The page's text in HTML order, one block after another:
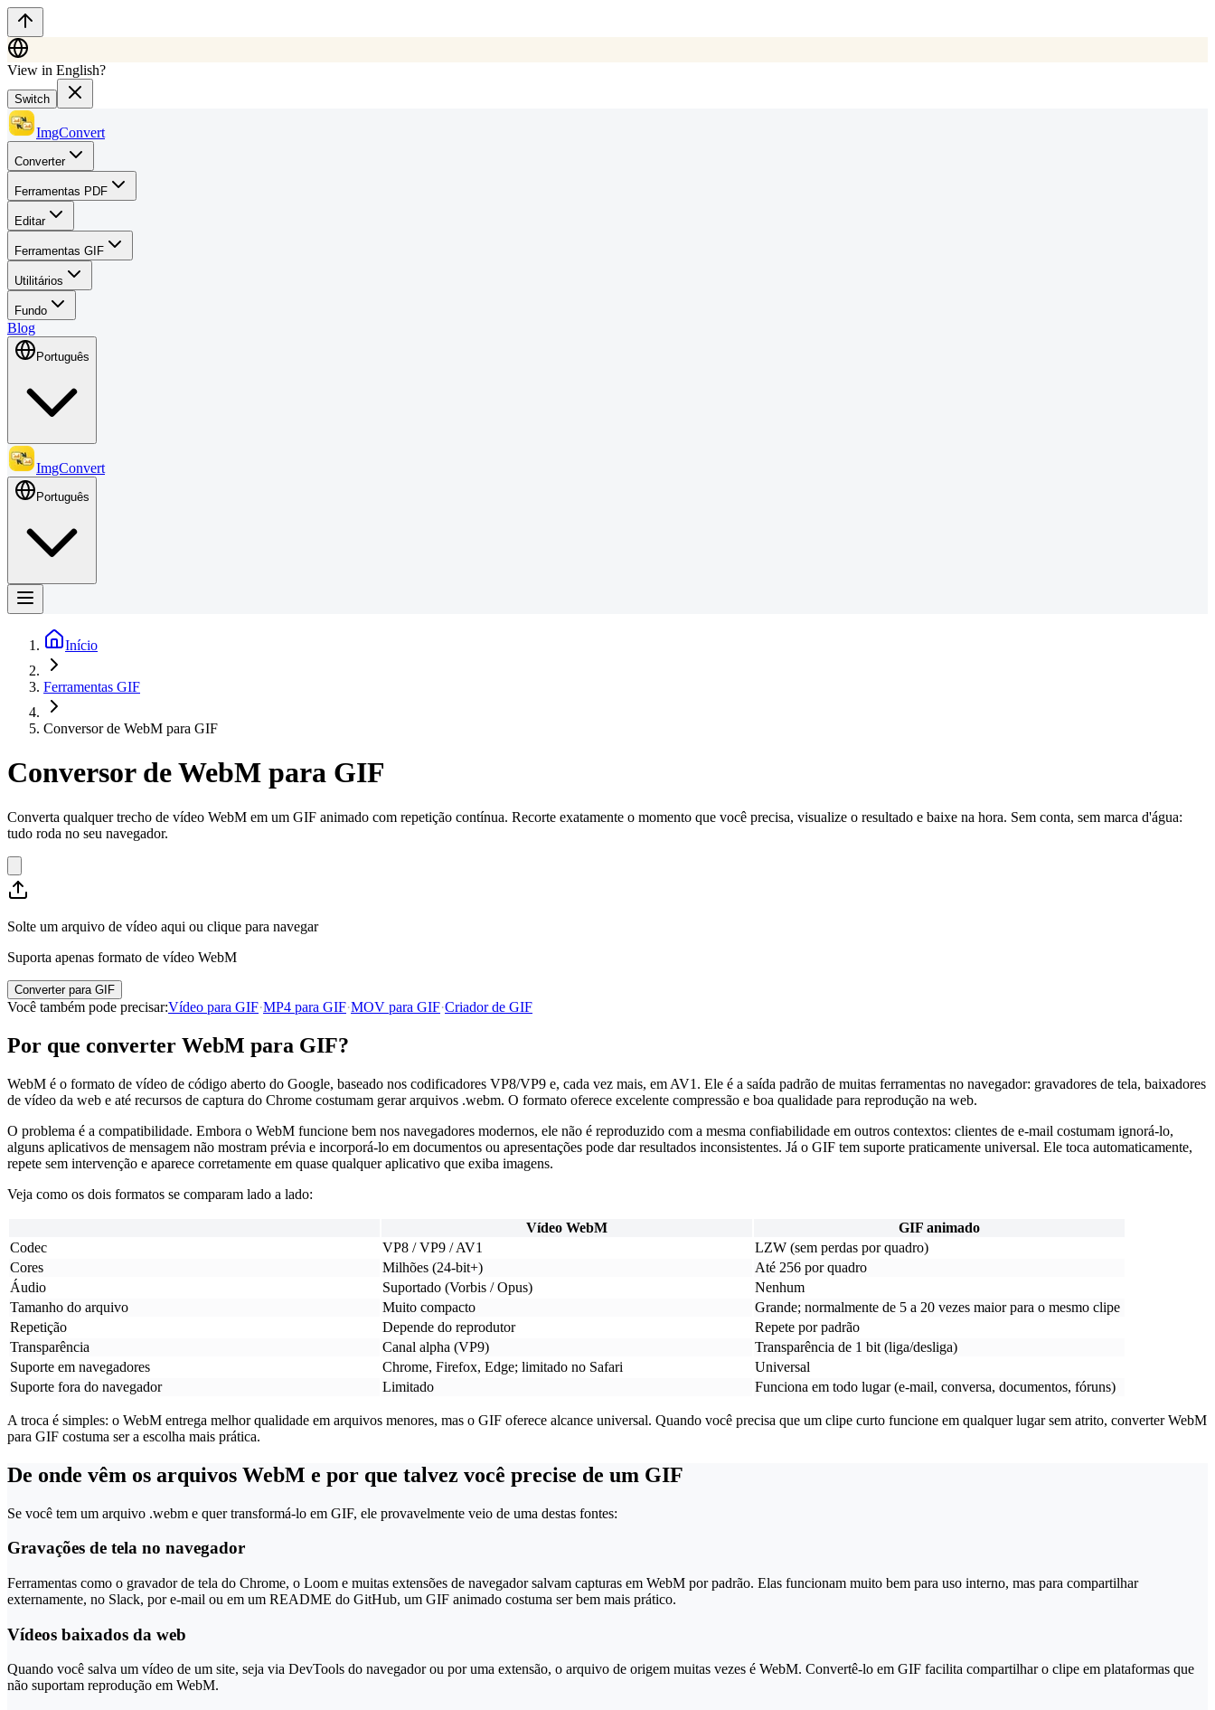
View in English?
Switch
ImgConvert
Converter
Ferramentas PDF
Editar
Ferramentas GIF
Utilitários
Fundo
Blog
Português
ImgConvert
Português
Início
Ferramentas GIF
Conversor de WebM para GIF
Conversor de WebM para GIF
Converta qualquer trecho de vídeo WebM em um GIF animado com repetição contínua. Recorte exatamente o momento que você precisa, visualize o resultado e baixe na hora. Sem conta, sem marca d'água:
tudo roda no seu navegador.
Solte um arquivo de vídeo aqui ou clique para navegar
Suporta apenas formato de vídeo WebM
Converter para GIF
Você também pode precisar:Vídeo para GIF·MP4 para GIF·MOV para GIF·Criador de GIF
Por que converter WebM para GIF?
WebM é o formato de vídeo de código aberto do Google, baseado nos codificadores VP8/VP9 e, cada vez mais, em AV1. Ele é a saída padrão de muitas ferramentas no navegador: gravadores de tela, baixadores
de vídeo da web e até recursos de captura do Chrome costumam gerar arquivos .webm. O formato oferece excelente compressão e boa qualidade para reprodução na web.
O problema é a compatibilidade. Embora o WebM funcione bem nos navegadores modernos, ele não é reproduzido com a mesma confiabilidade em outros contextos: clientes de e-mail costumam ignorá-lo,
alguns aplicativos de mensagem não mostram prévia e incorporá-lo em documentos ou apresentações pode dar resultados inconsistentes. Já o GIF tem suporte praticamente universal. Ele toca automaticamente,
repete sem intervenção e aparece corretamente em quase qualquer aplicativo que exiba imagens.
Veja como os dois formatos se comparam lado a lado:
Vídeo WebM
GIF animado
Codec
VP8 / VP9 / AV1
LZW (sem perdas por quadro)
Cores
Milhões (24-bit+)
Até 256 por quadro
Áudio
Suportado (Vorbis / Opus)
Nenhum
Tamanho do arquivo
Muito compacto
Grande; normalmente de 5 a 20 vezes maior para o mesmo clipe
Repetição
Depende do reprodutor
Repete por padrão
Transparência
Canal alpha (VP9)
Transparência de 1 bit (liga/desliga)
Suporte em navegadores
Chrome, Firefox, Edge; limitado no Safari
Universal
Suporte fora do navegador
Limitado Funciona em todo lugar (e-mail, conversa, documentos, fóruns)
A troca é simples: o WebM entrega melhor qualidade em arquivos menores, mas o GIF oferece alcance universal. Quando você precisa que um clipe curto funcione em qualquer lugar sem atrito, converter WebM
para GIF costuma ser a escolha mais prática.
De onde vêm os arquivos WebM e por que talvez você precise de um GIF
Se você tem um arquivo .webm e quer transformá-lo em GIF, ele provavelmente veio de uma destas fontes:
Gravações de tela no navegador
Ferramentas como o gravador de tela do Chrome, o Loom e muitas extensões de navegador salvam capturas em WebM por padrão. Elas funcionam muito bem para uso interno, mas para compartilhar
externamente, no Slack, por e-mail ou em um README do GitHub, um GIF animado costuma ser bem mais prático.
Vídeos baixados da web
Quando você salva um vídeo de um site, seja via DevTools do navegador ou por uma extensão, o arquivo de origem muitas vezes é WebM. Convertê-lo em GIF facilita compartilhar o clipe em plataformas que
não suportam reprodução em WebM.